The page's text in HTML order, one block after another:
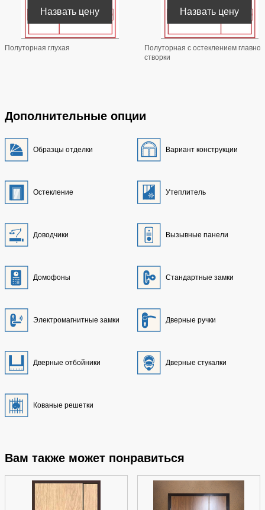
Полуторная глухая
Назвать цену
Полуторная с остеклением главной
створки
Назвать цену
Дополнительные опции
Образцы отделки Вариант конструкции
Остекление Утеплитель
Доводчики Вызывные панели
Домофоны Стандартные замки
Электромагнитные замки Дверные ручки
Дверные отбойники Дверные стукалки
Кованые решетки
Вам также может понравиться